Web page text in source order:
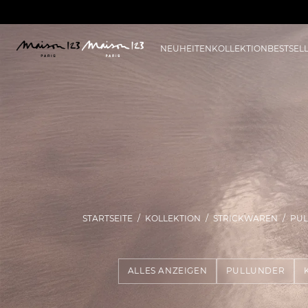
NEUHEITENKOLLEKTION
ALLES ANZEIGEN PULLUNDER
STARTSEITE KOLLEKTION STRICKWAREN